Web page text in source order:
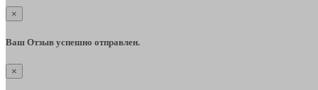
×
Ваш Отзыв успешно отправлен.
×